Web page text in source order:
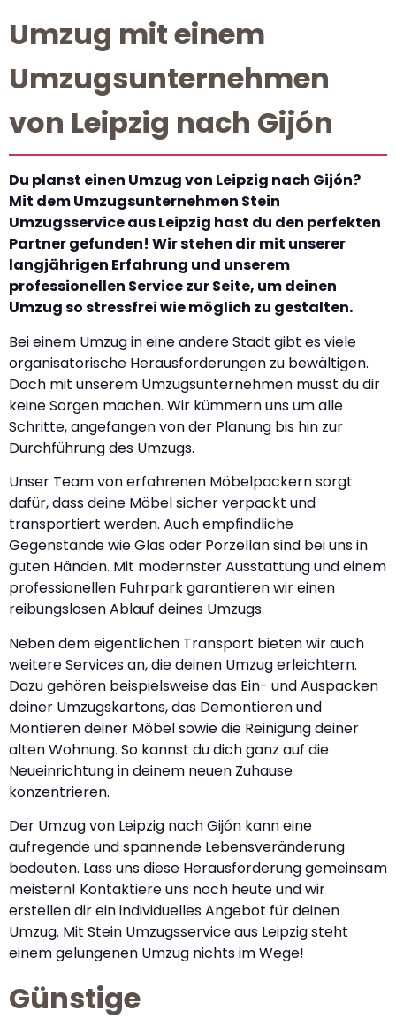
Umzug mit einem
Umzugsunternehmen
von Leipzig nach Gijón
Du planst einen Umzug von Leipzig nach Gijón?
Mit dem Umzugsunternehmen Stein
Umzugsservice aus Leipzig hast du den perfekten
Partner gefunden! Wir stehen dir mit unserer
langjährigen Erfahrung und unserem
professionellen Service zur Seite, um deinen
Umzug so stressfrei wie möglich zu gestalten.
Bei einem Umzug in eine andere Stadt gibt es viele
organisatorische Herausforderungen zu bewältigen.
Doch mit unserem Umzugsunternehmen musst du dir
keine Sorgen machen. Wir kümmern uns um alle
Schritte, angefangen von der Planung bis hin zur
Durchführung des Umzugs.
Unser Team von erfahrenen Möbelpackern sorgt
dafür, dass deine Möbel sicher verpackt und
transportiert werden. Auch empfindliche
Gegenstände wie Glas oder Porzellan sind bei uns in
guten Händen. Mit modernster Ausstattung und einem
professionellen Fuhrpark garantieren wir einen
reibungslosen Ablauf deines Umzugs.
Neben dem eigentlichen Transport bieten wir auch
weitere Services an, die deinen Umzug erleichtern.
Dazu gehören beispielsweise das Ein- und Auspacken
deiner Umzugskartons, das Demontieren und
Montieren deiner Möbel sowie die Reinigung deiner
alten Wohnung. So kannst du dich ganz auf die
Neueinrichtung in deinem neuen Zuhause
konzentrieren.
Der Umzug von Leipzig nach Gijón kann eine
aufregende und spannende Lebensveränderung
bedeuten. Lass uns diese Herausforderung gemeinsam
meistern! Kontaktiere uns noch heute und wir
erstellen dir ein individuelles Angebot für deinen
Umzug. Mit Stein Umzugsservice aus Leipzig steht
einem gelungenen Umzug nichts im Wege!
Günstige